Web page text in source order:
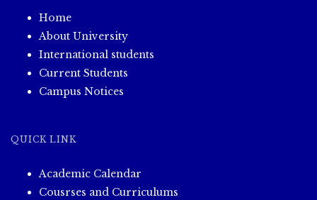
Home
About University
International students
Current Students
Campus Notices
QUICK LINK
Academic Calendar
Cousrses and Curriculums